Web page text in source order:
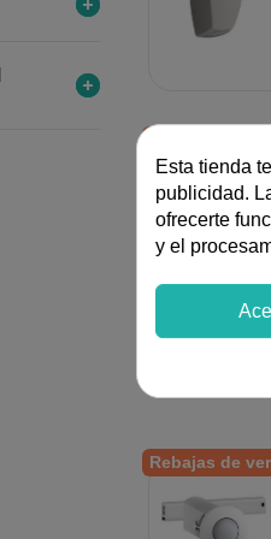
Rebajas de
Esta tienda
publicidad.
ofrecerte
y el